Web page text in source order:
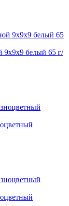
9х9х9 белый 65 г/